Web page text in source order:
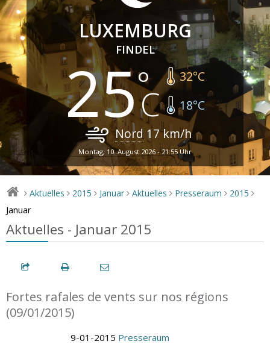
LUXEMBURG
FINDEL
25 32°C
18°C
Nord 17km/h
Montag, 10. August 2026 - 21:55 Uhr
> Aktuelles > 2015 > Januar > Aktuelles > Presseraum > 2015 >
Januar
Aktuelles - Januar 2015
Fortes rafales de vents sur nos régions
(09/01/2015)
9-01-2015 Presseraum